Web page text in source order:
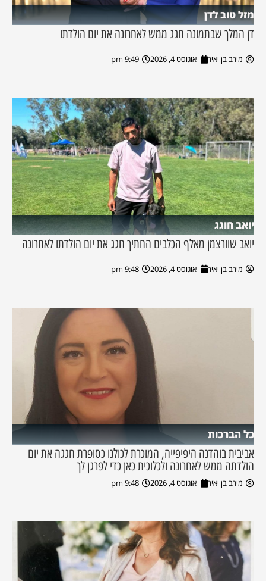
מזל טוב לדן
דן המלך שבתמונה חגג ממש לאחרונה את יום הולדתו
מירב בן יאיר אוגוסט 4, 2026 9:49 pm
יואב חוגג
יואב שוורצמן מאלף הכלבים החתיך חגג את יום הולדתו לאחרונה
מירב בן יאיר אוגוסט 4, 2026 9:48 pm
כל הברכות
אביבית בוהדנה היפיפייה, המוכרת לכולנו כסופרת חגגה את יום
הולדתה ממש לאחרונה ולכלוכית כאן כדי לפרגן לך
מירב בן יאיר אוגוסט 4, 2026 9:48 pm